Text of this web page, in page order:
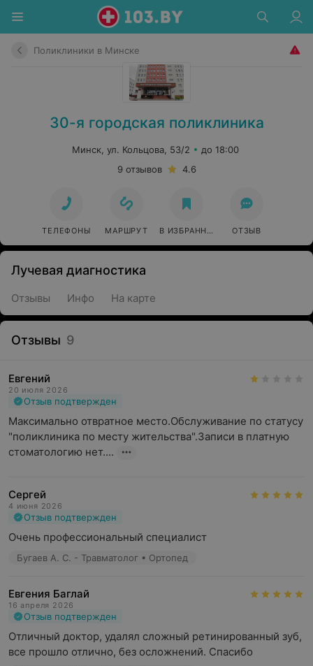
Поликлиники в Минске
30-я городская поликлиника
Минск, ул. Кольцова, 53/2
до 18:00
9 отзывов
4.6
ТЕЛЕФОНЫ МАРШРУТ В ИЗБРАННОЕ ОТЗЫВ
Лучевая диагностика
Отзывы Инфо На карте
Отзывы 9
Евгений
20 июля 2026
Отзыв подтвержден
Максимально отвратное место.Обслуживание по статусу
"поликлиника по месту жительства".Записи в платную
стоматологию нет....
Сергей
4 июня 2026
Отзыв подтвержден
Очень профессиональный специалист
Бугаев А. С. - Травматолог • Ортопед
Евгения Баглай
16 апреля 2026
Отзыв подтвержден
Отличный доктор, удалял сложный ретинированный зуб,
все прошло отлично, без осложнений. Спасибо